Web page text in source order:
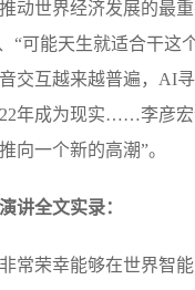
动世界经济发展的最
、“可能天生就适合干
交互越来越普遍，AI
年成为现实……李彦
向一个新的高潮”。
讲全文实录：
常荣幸能够在世界智